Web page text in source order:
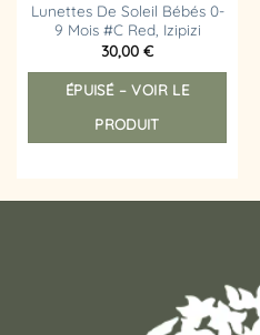
Lunettes De Soleil Bébés 0-
9 Mois #C Red, Izipizi
30,00 €
ÉPUISÉ – VOIR LE
PRODUIT